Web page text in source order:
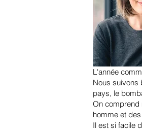
L'année
Nous suivons
pays, le
On comprend
homme et
Il est si facile